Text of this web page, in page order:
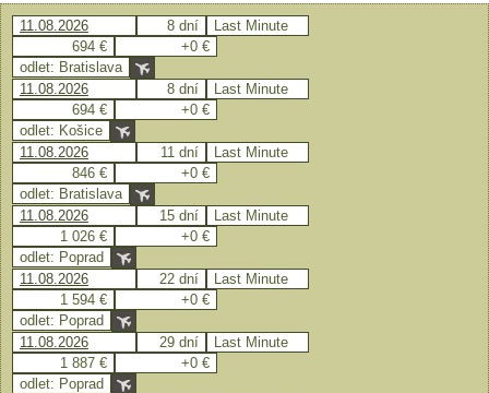
11.08.2026 8 dní
Last Minute
694 €
+0 €
odlet: Bratislava
11.08.2026
8 dní
Last Minute
694 €
+0 €
odlet: Košice
11.08.2026
11 dní
Last Minute
846 €
+0 €
odlet: Bratislava
11.08.2026
15 dní
Last Minute
1 026 €
+0 €
odlet: Poprad
11.08.2026
22 dní
Last Minute
1 594 €
+0 €
odlet: Poprad
11.08.2026
29 dní
Last Minute
1 887 €
+0 €
odlet: Poprad